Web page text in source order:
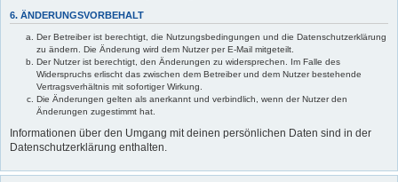
6. ÄNDERUNGSVORBEHALT
Der Betreiber ist berechtigt, die Nutzungsbedingungen und die Datenschutzerklärung
zu ändern. Die Änderung wird dem Nutzer per E-Mail mitgeteilt.
Der Nutzer ist berechtigt, den Änderungen zu widersprechen. Im Falle des
Widerspruchs erlischt das zwischen dem Betreiber und dem Nutzer bestehende
Vertragsverhältnis mit sofortiger Wirkung.
Die Änderungen gelten als anerkannt und verbindlich, wenn der Nutzer den
Änderungen zugestimmt hat.
Informationen über den Umgang mit deinen persönlichen Daten sind in der
Datenschutzerklärung enthalten.